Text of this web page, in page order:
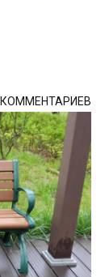
КОММЕНТАРИЕВ